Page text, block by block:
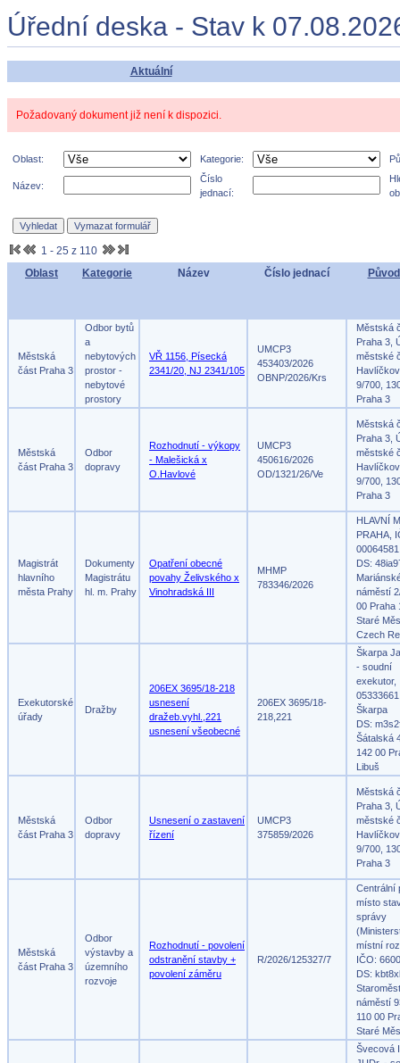
Úřední deska - Stav k
Aktuální
Požadovaný dokument již není k dispozici.
Oblast: Kategorie:
Název:
Číslo
jednací:
1 - 25 z 110
Oblast
Kategorie Název Číslo jednací
Městská
část Praha 3
Odbor bytů
a
nebytových
prostor -
nebytové
prostory
VŘ 1156, Písecká
2341/20, NJ 2341/105
UMCP3
453403/2026
OBNP/2026/Krs
Městská
Praha 3,
městské
9/700,
Praha 3
Městská
část Praha 3
Odbor
dopravy
Rozhodnutí - výkopy
- Malešická x
O.Havlové
UMCP3
450616/2026
OD/1321/26/Ve
Městská
Praha 3,
městské
9/700,
Praha 3
Magistrát
hlavního
města Prahy
Dokumenty
Magistrátu
hl. m. Prahy
Opatření obecné
povahy Želivského x
Vinohradská III
MHMP
783346/2026
HLAVNÍ
PRAHA,
00064581
DS:
náměstí
00 Praha
Staré
Czech
Exekutorské
úřady
Dražby
206EX 3695/18-218
usnesení
dražeb.vyhl.,221
usnesení všeobecné
206EX 3695/18-
218,221
Škarpa
- soudní
exekutor,
Škarpa
DS:
Šátalská
142 00
Libuš
Městská
část Praha 3
Odbor
dopravy
Usnesení o zastavení
řízení
UMCP3
375859/2026
Městská
Praha 3,
městské
9/700,
Praha 3
Městská
část Praha 3
Odbor
výstavby a
územního
rozvoje
Rozhodnutí - povolení
odstranění stavby +
povolení záměru
R/2026/125327/7
Centrální
místo
správy
místní
IČO:
DS:
náměstí
110 00
Staré
Švecová